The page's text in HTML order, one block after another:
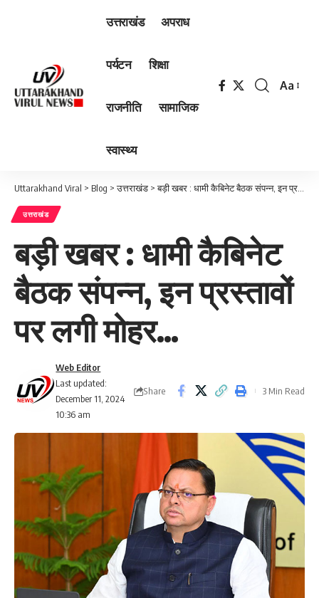
उत्तराखंड अपराध
पर्यटन शिक्षा
राजनीति सामाजिक
स्वास्थ्य
Font
Aa
Uttarakhand Viral > Blog >उत्तराखंड >बड़ी खबर : धामी कैबिनेट बैठक संपन्न, इन प्रस्तावों पर लगी मोहर…
उत्तराखंड
बड़ी खबर : धामी कैबिनेट
बैठक संपन्न, इन प्रस्तावों
पर लगी मोहर…
Last updated:
December 11, 2024
10:36 am
Web Editor
Share 3 Min Read